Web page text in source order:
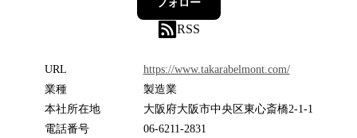
フォロー
RSS
URL
https://www.takarabelmont.com/
業種
製造業
本社所在地
大阪府大阪市中央区東心斎橋2-1-1
電話番号
06-6211-2831